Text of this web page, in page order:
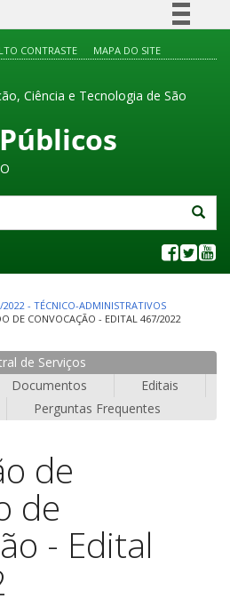
Participe
Legislação
CONTRASTE MAPA DO SITE
Ciência e Tecnologia de São
2022 - TÉCNICO-ADMINISTRATIVOS
DE CONVOCAÇÃO - EDITAL 467/2022
de Serviços
Documentos
Editais
Perguntas Frequentes
de
de
- Edital